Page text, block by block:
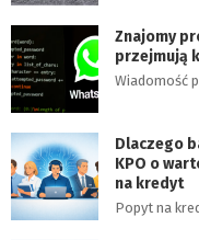
Znajomy
przejmują
Wiadomość
Dlaczego
KPO o
na kredyt
Popyt na